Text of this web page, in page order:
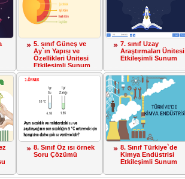
5. sınıf Güneş ve
Ay`ın Yapısı ve
Özellikleri Ünitesi
Etkileşimli Sunum
7. sınıf Uzay
Araştırmaları Ünitesi
Etkileşimli Sunum
8. Sınıf Öz ısı örnek
Soru Çözümü
8. Sınıf Türkiye`de
Kimya Endüstrisi
Etkileşimli Sunum